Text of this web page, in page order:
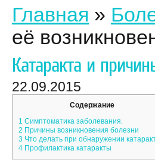
Главная »
её
Катаракта и
22.09.2015
Содержание
1 Симптоматика заболевания.
2 Причины возникновения болезни
3 Что делать при обнаружении
4 Профилактика катаракты